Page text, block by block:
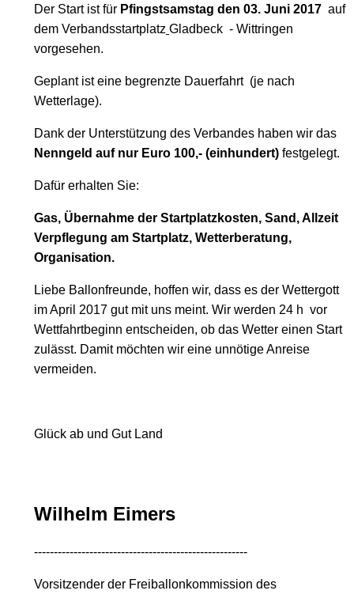
Der Start ist für Pfingstsamstag den 03. Juni 2017 auf
dem Verbandsstartplatz Gladbeck - Wittringen
vorgesehen.
Geplant ist eine begrenzte Dauerfahrt (je nach
Wetterlage).
Dank der Unterstützung des Verbandes haben wir das
Nenngeld auf nur Euro 100,- (einhundert) festgelegt.
Dafür erhalten Sie:
Gas, Übernahme der Startplatzkosten, Sand, Allzeit
Verpflegung am Startplatz, Wetterberatung,
Organisation.
Liebe Ballonfreunde, hoffen wir, dass es der Wettergott
im April 2017 gut mit uns meint. Wir werden 24 h vor
Wettfahrtbeginn entscheiden, ob das Wetter einen Start
zulässt. Damit möchten wir eine unnötige Anreise
vermeiden.
Glück ab und Gut Land
Wilhelm Eimers
------------------------------------------------------
Vorsitzender der Freiballonkommission des